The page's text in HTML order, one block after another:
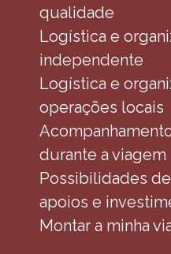
qualidade
Logística e
independente
Logística e
operações locais
durante a viagem
Possibilidades
apoios e
Montar a minha